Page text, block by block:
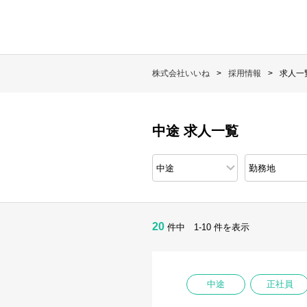
株式会社いいね 採用情報 求人一
中途 求人一覧
20 件中 1-10 件を表示
中途 正社員